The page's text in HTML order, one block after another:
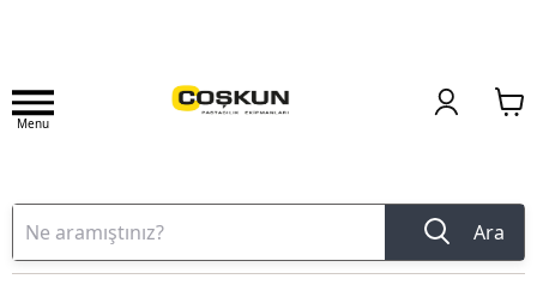
Menu
Ara